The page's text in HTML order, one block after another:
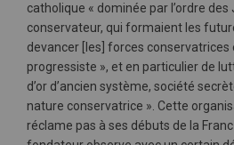
catholique « dominée par l’ordre
conservateur, qui formaient les
devancer [les] forces
progressiste », et en particulier de
d’or d’ancien système, société
nature conservatrice ». Cette
réclame pas à ses débuts de la